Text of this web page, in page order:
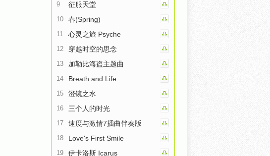
9 征服天堂
10 春(Spring)
11 心灵之旅 Psyche
12 穿越时空的思念
13 加勒比海盗主题曲
14 Breath and Life
15 澄镜之水
16 三个人的时光
17 速度与激情7插曲伴奏版
18 Love's First Smile
19 伊卡洛斯 Icarus